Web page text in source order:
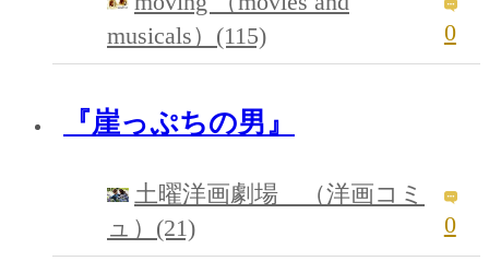
musicals）(115)
0
『崖っぷちの男』
土曜洋画劇場 （洋画コミ
ュ）(21)
0